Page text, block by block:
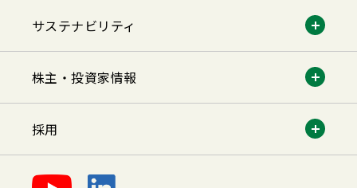
サステナビリティ
株主・投資家情報
採用